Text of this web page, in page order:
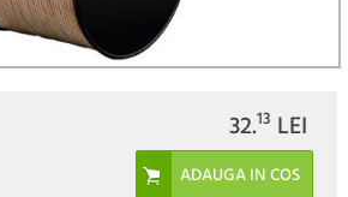
32.13 LEI